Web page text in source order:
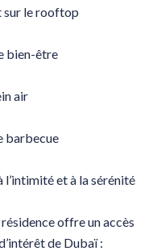
sur le rooftop
bien-être
air
barbecue
et à la sérénité
offre un accès
de Dubaï :